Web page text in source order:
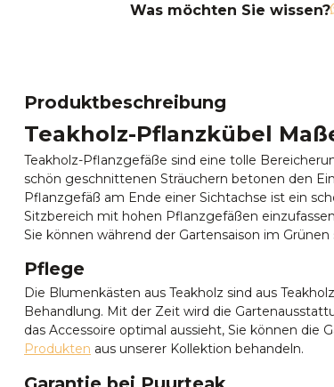
Was möchten Sie wissen?
Produktbeschreibung
Teakholz-Pflanzkübel
Teakholz-Pflanzgefäße sind eine tolle
schön geschnittenen Sträuchern betonen den
Pflanzgefäß am Ende einer Sichtachse ist ein
Sitzbereich mit hohen Pflanzgefäßen
Sie können während der Gartensaison im Grünen
Pflege
Die Blumenkästen aus Teakholz sind aus
Behandlung. Mit der Zeit wird die
das Accessoire optimal aussieht, Sie können die
Produkten aus unserer Kollektion behandeln.